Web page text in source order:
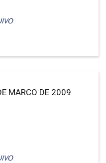
MARCO DE 2009